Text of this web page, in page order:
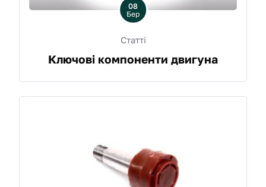
08
Бер
Статті
Ключові компоненти двигуна